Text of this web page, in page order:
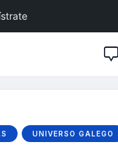
UNIVERSO GALEGO